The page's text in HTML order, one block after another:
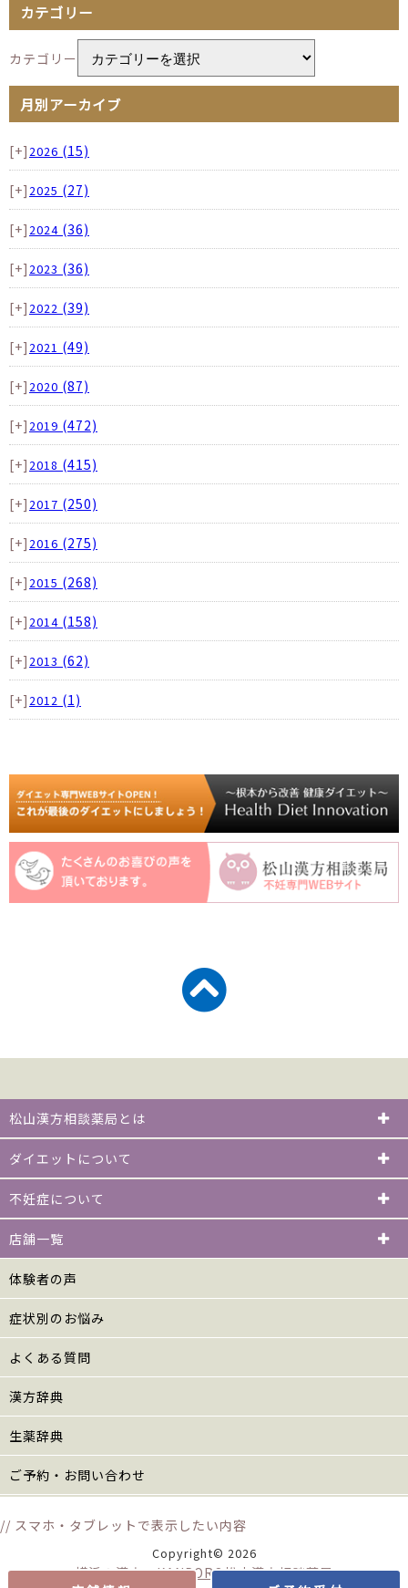
カテゴリー
カテゴリー
月別アーカイブ
[+] 2026 (15)
[+] 2025 (27)
[+] 2024 (36)
[+] 2023 (36)
[+] 2022 (39)
[+] 2021 (49)
[+] 2020 (87)
[+] 2019 (472)
[+] 2018 (415)
[+] 2017 (250)
[+] 2016 (275)
[+] 2015 (268)
[+] 2014 (158)
[+] 2013 (62)
[+] 2012 (1)
松山漢方相談薬局とは
ダイエットについて
不妊症について
店舗一覧
体験者の声
症状別のお悩み
よくある質問
漢方辞典
生薬辞典
ご予約・お問い合わせ
// スマホ・タブレットで表示したい内容
Copyright© 2026
横浜の漢方 KANPORO松山漢方相談薬局